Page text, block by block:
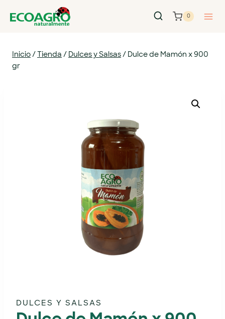
0
Inicio/Tienda / Dulces y Salsas/ Dulce de Mamón x 900
gr
DULCES Y SALSAS